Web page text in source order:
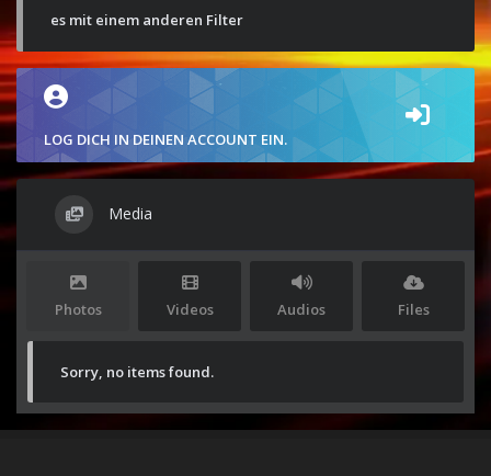
es mit einem anderen Filter
LOG DICH IN DEINEN ACCOUNT EIN.
Media
Photos Videos Audios Files
Sorry, no items found.